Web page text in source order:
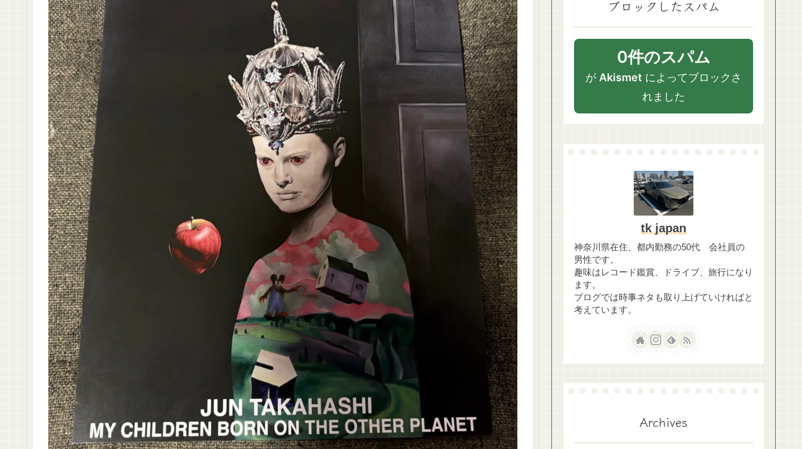
ブロックしたスパム
0件のスパム
が Akismet によってブロックさ
れました
tk japan
神奈川県在住、都内勤務の50代 会社員の
男性です。
趣味はレコード鑑賞、ドライブ、旅行になり
ます。
ブログでは時事ネタも取り上げていければと
考えています。
Archives